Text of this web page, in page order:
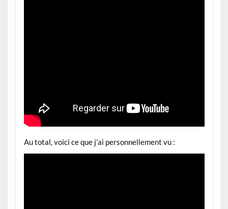
Au total, voici ce que j’ai personnellement vu :